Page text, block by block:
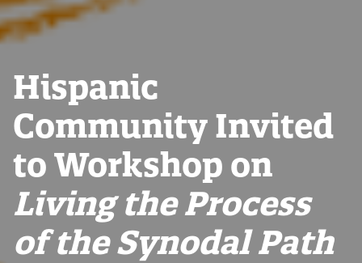
Hispanic
Community Invited
to Workshop on
Living the Process
of the Synodal Path